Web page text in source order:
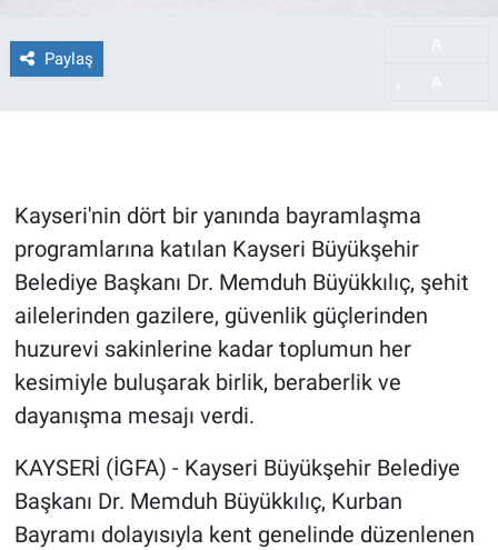
Paylaş
Kayseri'nin dört bir yanında bayramlaşma
programlarına katılan Kayseri Büyükşehir
Belediye Başkanı Dr. Memduh Büyükkılıç, şehit
ailelerinden gazilere, güvenlik güçlerinden
huzurevi sakinlerine kadar toplumun her
kesimiyle buluşarak birlik, beraberlik ve
dayanışma mesajı verdi.
KAYSERİ (İGFA) - Kayseri Büyükşehir Belediye
Başkanı Dr. Memduh Büyükkılıç, Kurban
Bayramı dolayısıyla kent genelinde düzenlenen